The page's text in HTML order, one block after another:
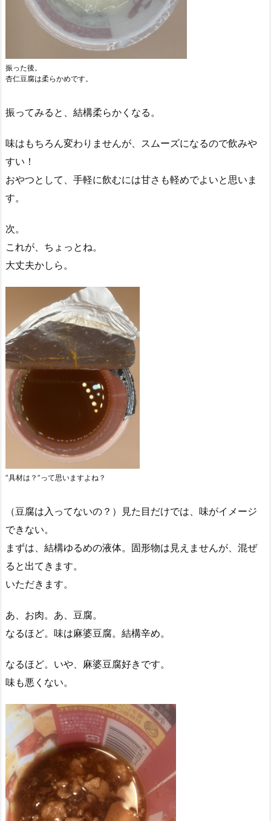
振った後。
杏仁豆腐は柔らかめです。
振ってみると、結構柔らかくなる。
味はもちろん変わりませんが、スムーズになるので飲みや
すい！
おやつとして、手軽に飲むには甘さも軽めでよいと思いま
す。
次。
これが、ちょっとね。
大丈夫かしら。
”具材は？”って思いますよね？
（豆腐は入ってないの？）見た目だけでは、味がイメージ
できない。
まずは、結構ゆるめの液体。固形物は見えませんが、混ぜ
ると出てきます。
いただきます。
あ、お肉。あ、豆腐。
なるほど。味は麻婆豆腐。結構辛め。
なるほど。いや、麻婆豆腐好きです。
味も悪くない。